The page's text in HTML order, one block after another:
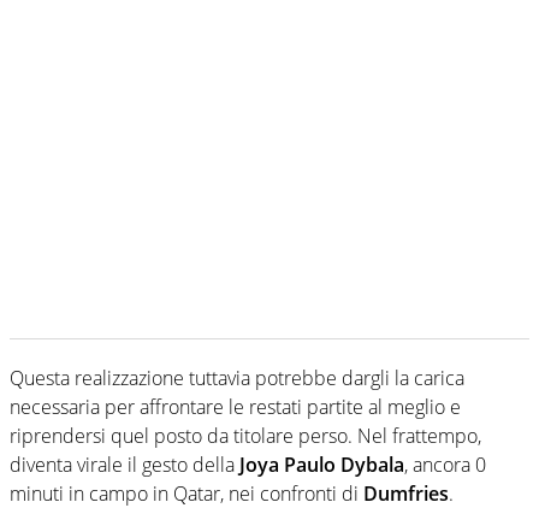
Questa realizzazione tuttavia potrebbe dargli la carica
necessaria per affrontare le restati partite al meglio e
riprendersi quel posto da titolare perso. Nel frattempo,
diventa virale il gesto della Joya Paulo Dybala, ancora 0
minuti in campo in Qatar, nei confronti di Dumfries.